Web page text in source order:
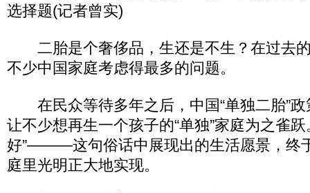
选择题(记者曾实)
二胎是个奢侈品，生还是不生？在过去
不少中国家庭考虑得最多的问题。
在民众等待多年之后，中国“单独二胎”政
让不少想再生一个孩子的“单独”家庭为之雀
好”———这句俗话中展现出的生活愿景，终
庭里光明正大地实现。